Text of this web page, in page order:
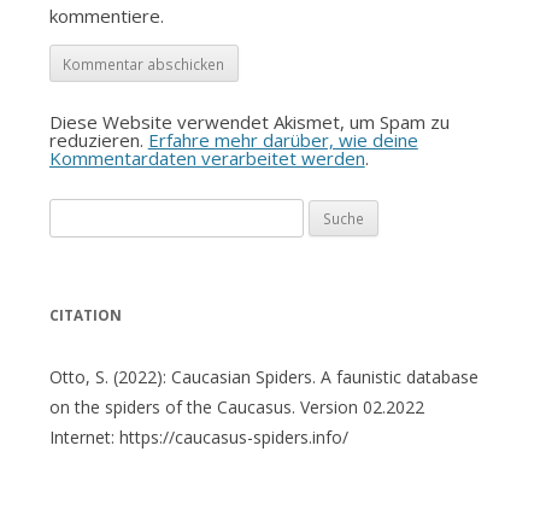
kommentiere.
Diese Website verwendet Akismet, um Spam zu
reduzieren. Erfahre mehr darüber, wie deine
Kommentardaten verarbeitet werden.
nach:
CITATION
Otto, S. (2022): Caucasian Spiders. A faunistic database
on the spiders of the Caucasus. Version 02.2022
Internet: https://caucasus-spiders.info/